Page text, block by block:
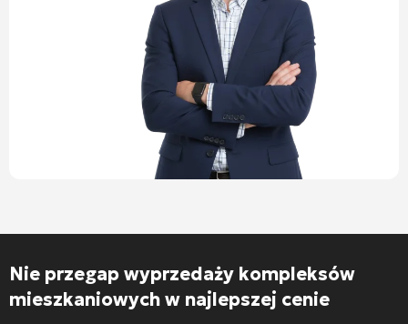
Nie przegap wyprzedaży kompleksów
mieszkaniowych w najlepszej cenie